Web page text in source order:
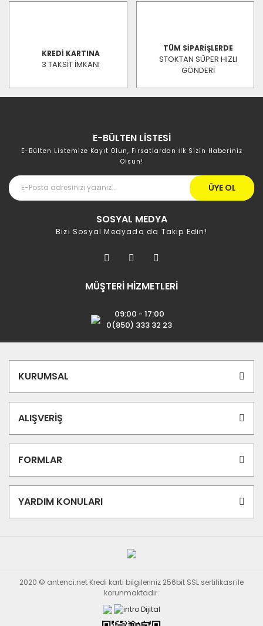
KREDİ KARTINA
3 TAKSİT İMKANI
TÜM SİPARİŞLERDE
STOKTAN SÜPER HIZLI
GÖNDERİ
E-BÜLTEN LİSTESİ
E-Bülten Listemize Kayıt Olun, Fırsatlardan İlk Sizin Haberiniz
Olsun!
ÜYE OL
SOSYAL MEDYA
Bizi Sosyal Medyada da Takip Edin!
MÜŞTERİ HİZMETLERİ
09:00 - 17:00
0(850) 333 32 23
KURUMSAL
ALIŞVERİŞ
FORMLAR
YARDIM KONULARI
2020 © antenci.net Kredi kartı bilgileriniz 256bit SSL sertifikası ile
korunmaktadır.